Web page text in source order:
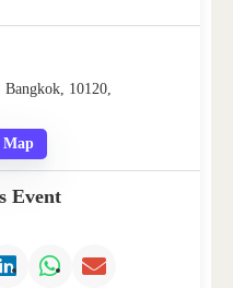
10120,
Event